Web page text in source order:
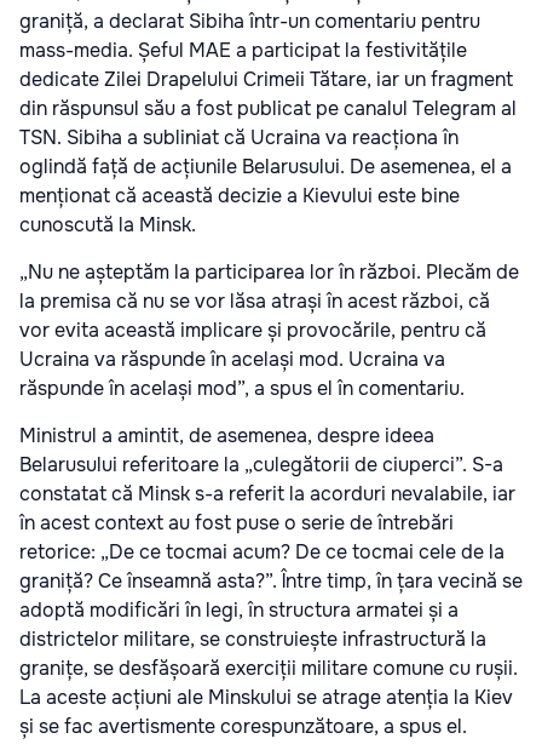
graniță, a declarat Sibiha într-un comentariu pentru
mass-media. Șeful MAE a participat la festivitățile
dedicate Zilei Drapelului Crimeii Tătare, iar un fragment
din răspunsul său a fost publicat pe canalul Telegram al
TSN. Sibiha a subliniat că Ucraina va reacționa în
oglindă față de acțiunile Belarusului. De asemenea, el a
menționat că această decizie a Kievului este bine
cunoscută la Minsk.
„Nu ne așteptăm la participarea lor în război. Plecăm de
la premisa că nu se vor lăsa atrași în acest război, că
vor evita această implicare și provocările, pentru că
Ucraina va răspunde în același mod. Ucraina va
răspunde în același mod”, a spus el în comentariu.
Ministrul a amintit, de asemenea, despre ideea
Belarusului referitoare la „culegătorii de ciuperci”. S-a
constatat că Minsk s-a referit la acorduri nevalabile, iar
în acest context au fost puse o serie de întrebări
retorice: „De ce tocmai acum? De ce tocmai cele de la
graniță? Ce înseamnă asta?”. Între timp, în țara vecină se
adoptă modificări în legi, în structura armatei și a
districtelor militare, se construiește infrastructură la
granițe, se desfășoară exerciții militare comune cu rușii.
La aceste acțiuni ale Minskului se atrage atenția la Kiev
și se fac avertismente corespunzătoare, a spus el.